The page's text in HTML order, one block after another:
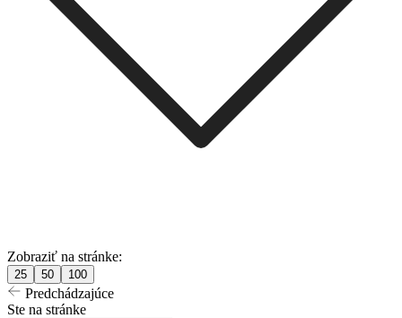
Zobraziť na stránke:
25 50 100
Predchádzajúce
Ste na stránke